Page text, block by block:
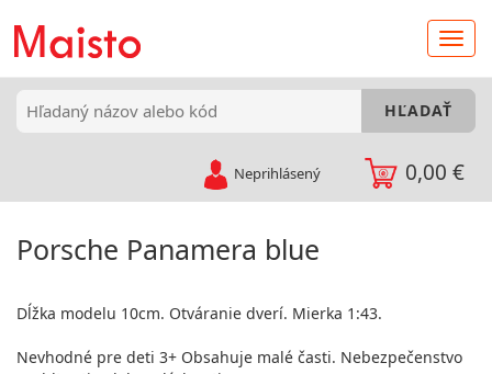
0,00 €
Neprihlásený
Porsche Panamera blue
Dĺžka modelu 10cm. Otváranie dverí. Mierka 1:43.
Nevhodné pre deti 3+ Obsahuje malé časti. Nebezpečenstvo